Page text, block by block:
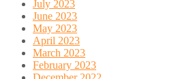
July 2023
June 2023
May 2023
April 2023
March 2023
February 2023